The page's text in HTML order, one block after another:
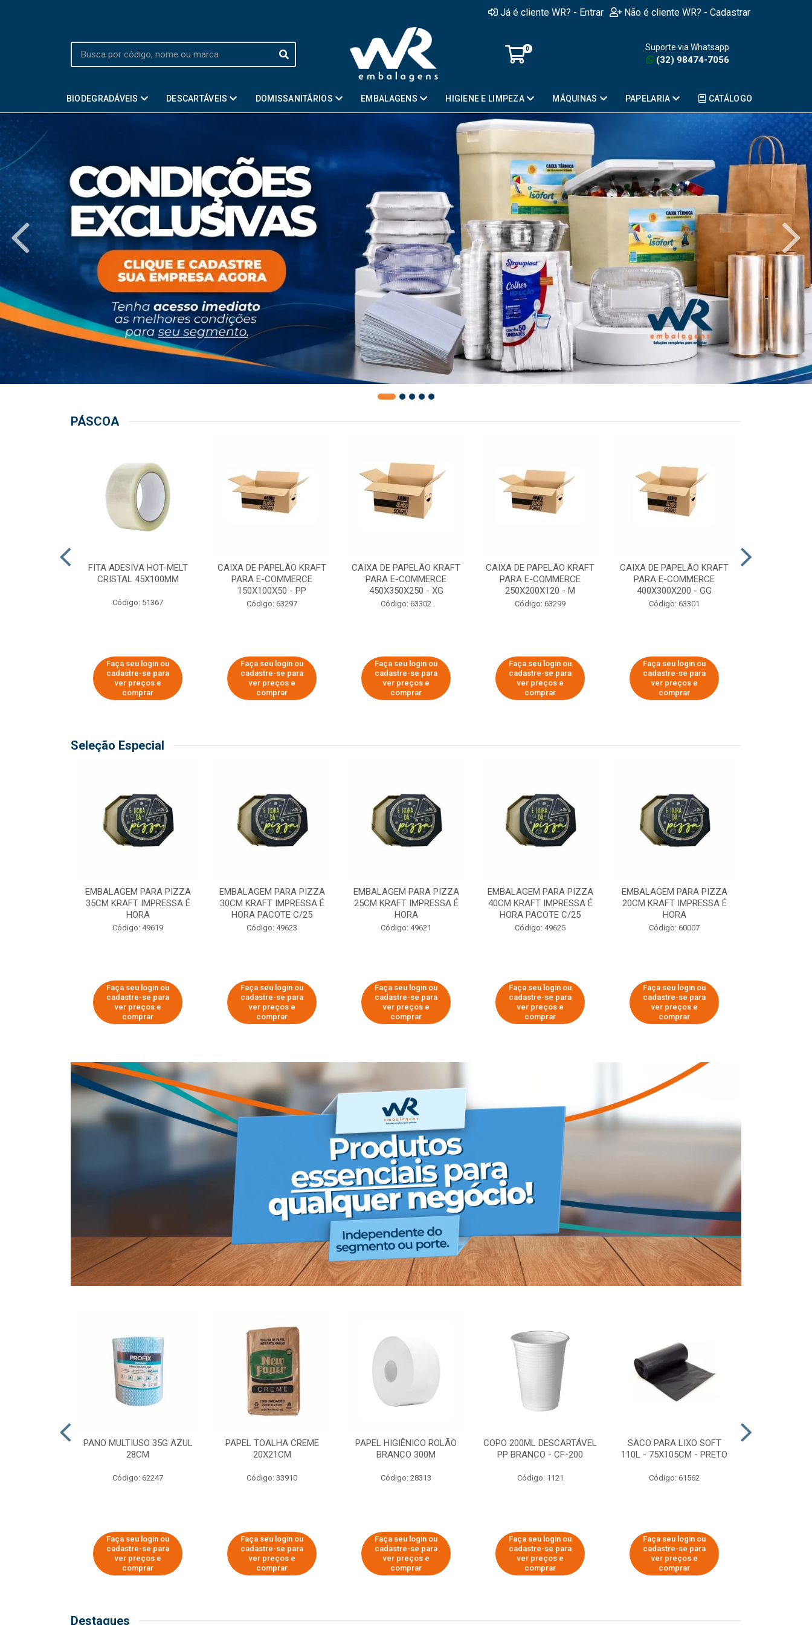
Já é cliente WR? - Entrar Não é cliente WR? - Cadastrar
0 Suporte via Whatsapp
(32) 98474-7056
BIODEGRADÁVEIS DESCARTÁVEIS DOMISSANITÁRIOS EMBALAGENS HIGIENE E LIMPEZA MÁQUINAS PAPELARIA CATÁLOGO
PÁSCOA
FITA ADESIVA HOT-MELT
CRISTAL 45X100MM
Código: 51367
Faça seu login ou
cadastre-se para
ver preços e
comprar
CAIXA DE PAPELÃO KRAFT
PARA E-COMMERCE
150X100X50 - PP
Código: 63297
Faça seu login ou
cadastre-se para
ver preços e
comprar
CAIXA DE PAPELÃO KRAFT
PARA E-COMMERCE
450X350X250 - XG
Código: 63302
Faça seu login ou
cadastre-se para
ver preços e
comprar
CAIXA DE PAPELÃO KRAFT
PARA E-COMMERCE
250X200X120 - M
Código: 63299
Faça seu login ou
cadastre-se para
ver preços e
comprar
CAIXA DE PAPELÃO KRAFT
PARA E-COMMERCE
400X300X200 - GG
Código: 63301
Faça seu login ou
cadastre-se para
ver preços e
comprar
Seleção Especial
EMBALAGEM PARA PIZZA
35CM KRAFT IMPRESSA É
HORA
Código: 49619
Faça seu login ou
cadastre-se para
ver preços e
comprar
EMBALAGEM PARA PIZZA
30CM KRAFT IMPRESSA É
HORA PACOTE C/25
Código: 49623
Faça seu login ou
cadastre-se para
ver preços e
comprar
EMBALAGEM PARA PIZZA
25CM KRAFT IMPRESSA É
HORA
Código: 49621
Faça seu login ou
cadastre-se para
ver preços e
comprar
EMBALAGEM PARA PIZZA
40CM KRAFT IMPRESSA É
HORA PACOTE C/25
Código: 49625
Faça seu login ou
cadastre-se para
ver preços e
comprar
EMBALAGEM PARA PIZZA
20CM KRAFT IMPRESSA É
HORA
Código: 60007
Faça seu login ou
cadastre-se para
ver preços e
comprar
PANO MULTIUSO 35G AZUL
28CM
Código: 62247
Faça seu login ou
cadastre-se para
ver preços e
comprar
PAPEL TOALHA CREME
20X21CM
Código: 33910
Faça seu login ou
cadastre-se para
ver preços e
comprar
PAPEL HIGIÊNICO ROLÃO
BRANCO 300M
Código: 28313
Faça seu login ou
cadastre-se para
ver preços e
comprar
COPO 200ML DESCARTÁVEL
PP BRANCO - CF-200
Código: 1121
Faça seu login ou
cadastre-se para
ver preços e
comprar
SACO PARA LIXO SOFT
110L - 75X105CM - PRETO
Código: 61562
Faça seu login ou
cadastre-se para
ver preços e
comprar
Destaques